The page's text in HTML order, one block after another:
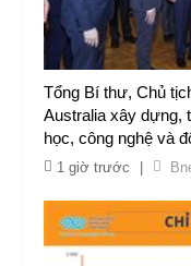
Tổng Bí thư, Chủ
Australia xây dựng,
học, công nghệ và
1 giờ trước